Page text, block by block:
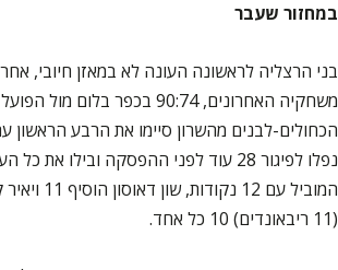
במחזור שעבר
בני הרצליה לראשונה העונה לא במאזן חיובי,
משחקיה האחרונים, 90:74 בכפר
נפלו לפיגור 28 עוד לפני ההפסקה
המוביל עם
(11 ריבאונדים) 10 כל אחד.